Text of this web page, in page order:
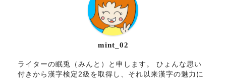
mint_02
ライターの眠兎（みんと）と申します。 ひょんな思い
付きから漢字検定2級を取得し、それ以来漢字の魅力に